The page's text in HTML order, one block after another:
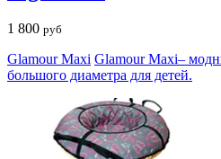
1 800 руб
Glamour Maxi Glamour Maxi–
большого диаметра для детей.